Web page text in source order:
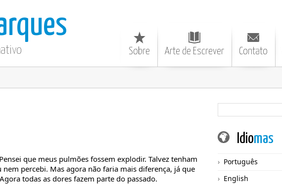
Sobre Arte de Escrever Contato
que meus pulmões fossem explodir. Talvez tenham
percebi. Mas agora não faria mais diferença, já que
todas as dores fazem parte do passado.
Idiomas
Português
English